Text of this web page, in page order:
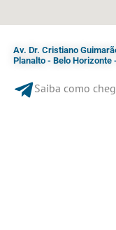
Av. Dr. Cristiano
Planalto - Belo Horizonte
Saiba como